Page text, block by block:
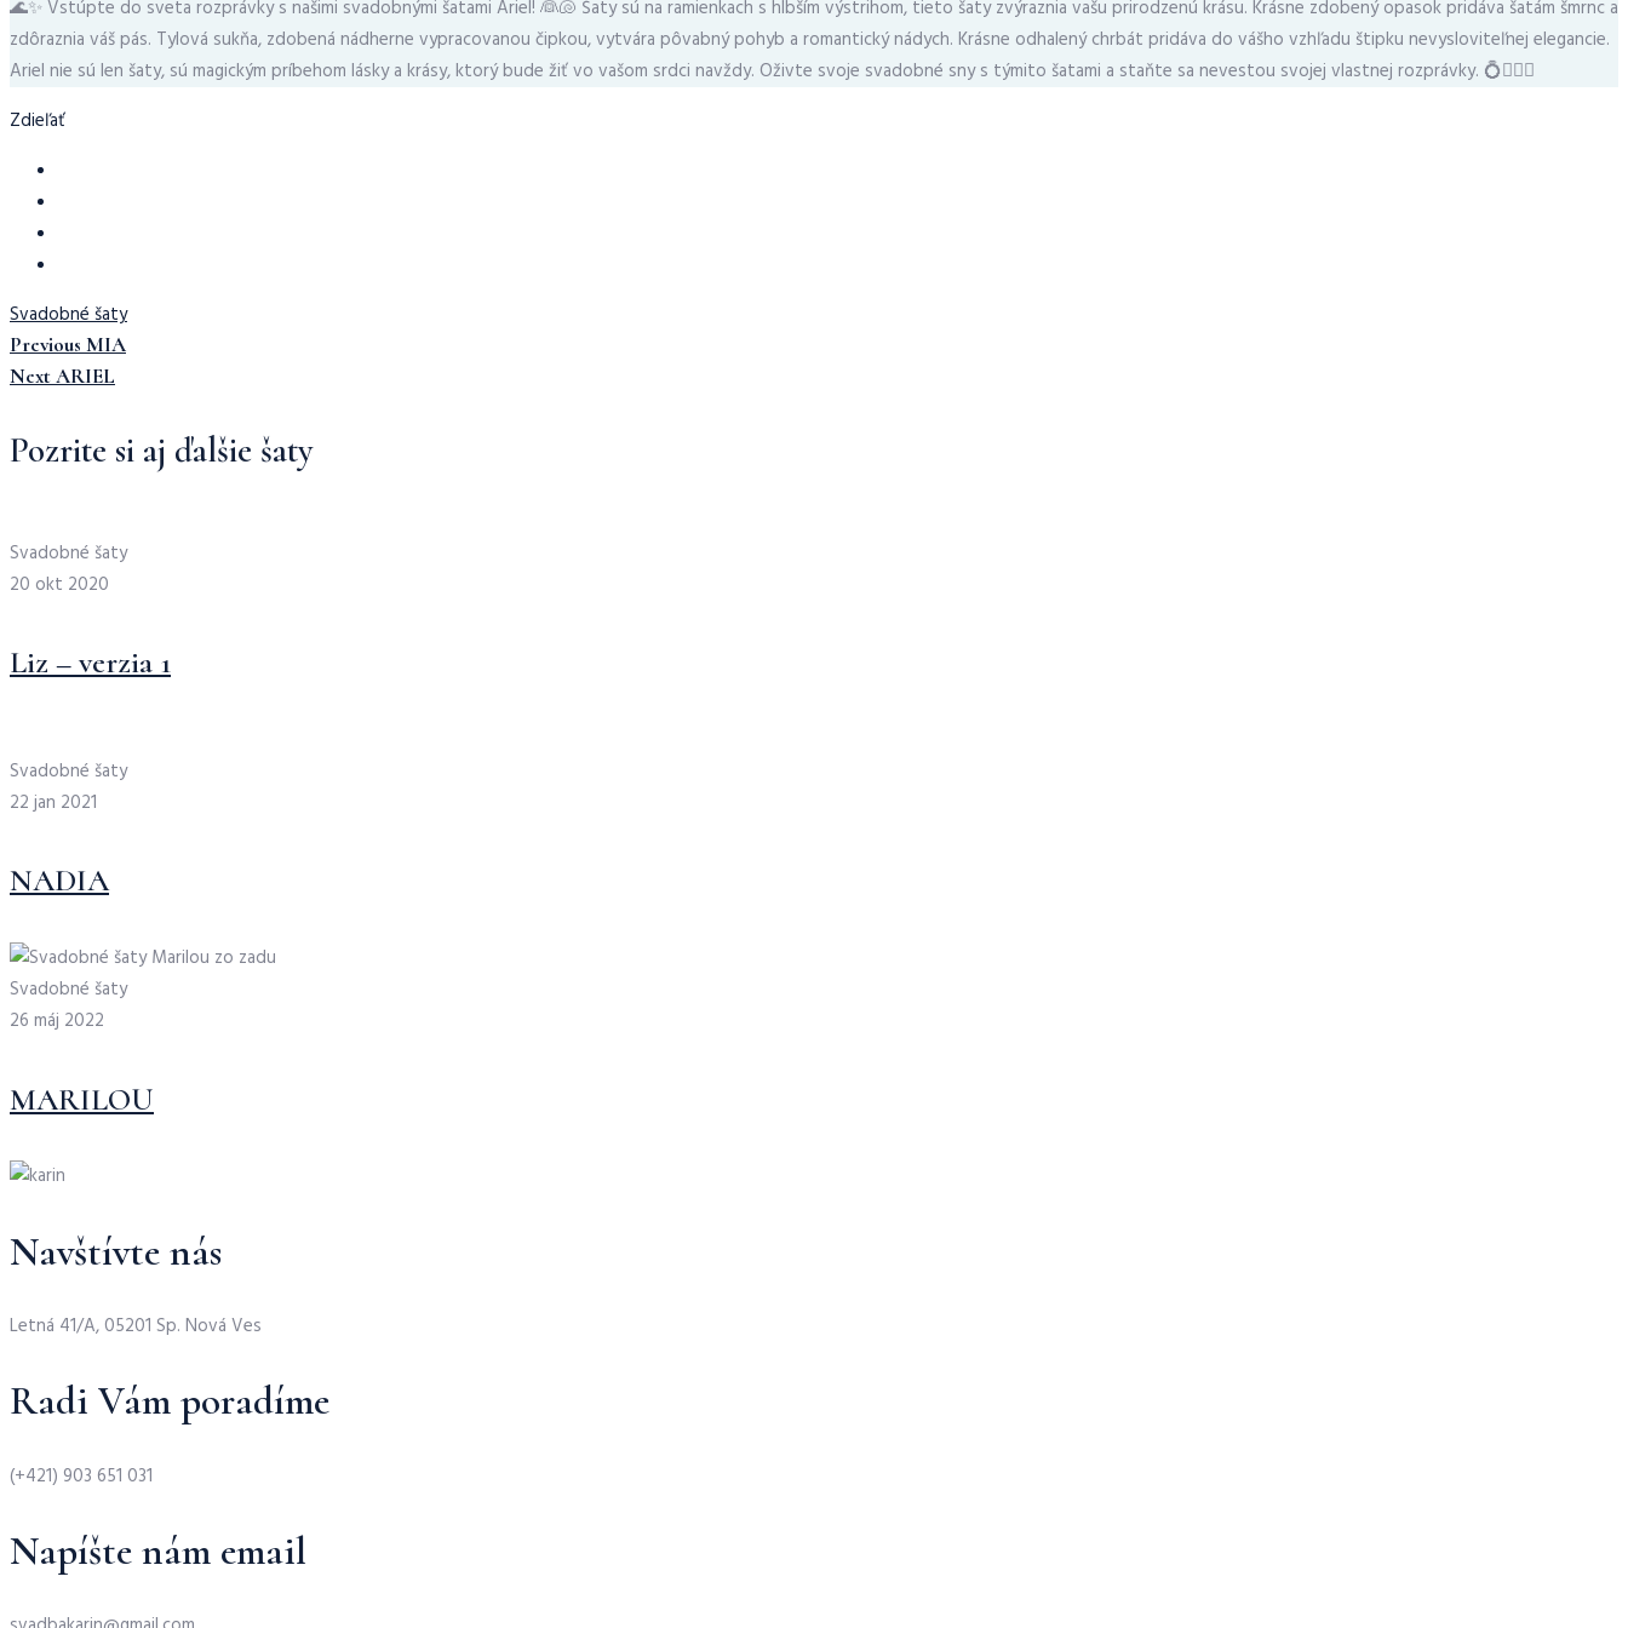
🌊✨ Vstúpte do sveta rozprávky s našimi svadobnými šatami Ariel! 👰🐚 Šaty sú na ramienkach s hlbším výstrihom, tieto šaty zvýraznia vašu prirodzenú krásu. Krásne zdobený opasok pridáva šatám šmrnc a
zdôraznia váš pás. Tylová sukňa, zdobená nádherne vypracovanou čipkou, vytvára pôvabný pohyb a romantický nádych. Krásne odhalený chrbát pridáva do vášho vzhľadu štipku nevysloviteľnej elegancie.
Ariel nie sú len šaty, sú magickým príbehom lásky a krásy, ktorý bude žiť vo vašom srdci navždy. Oživte svoje svadobné sny s týmito šatami a staňte sa nevestou svojej vlastnej rozprávky. 💍🧜‍♀️✨
Zdieľať
Svadobné šaty
Navigácia
článku
Previous Previous
Post:
MIA
Next Next
Post:
ARIEL
Pozrite si aj ďalšie šaty
Svadobné šaty
20 okt 2020
Liz – verzia 1
Svadobné šaty
22 jan 2021
NADIA
Svadobné šaty
26 máj 2022
MARILOU
Navštívte nás
Letná 41/A, 05201 Sp. Nová Ves
Radi Vám poradíme
(+421) 903 651 031
Napíšte nám email